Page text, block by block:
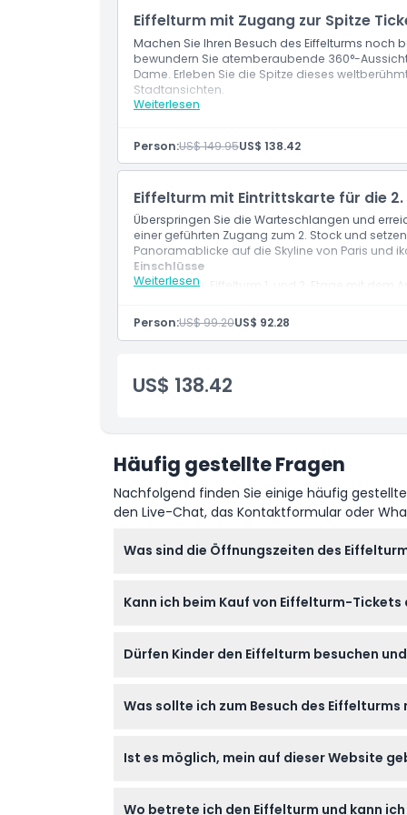
Ausschlüsse
Öffnungszeiten
Dinge, die Sie wissen sollten
So lösen Sie ein
Eiffelturm mit Zugang zur Spitze
Machen Sie Ihren Besuch des Eiffelturms noch
bewundern Sie atemberaubende 360°-
Dame. Erleben Sie die Spitze dieses
Stadtansichten.
Weiterlesen
Leistungen
Vorausbezahlter Zugang zum Eiffelturm
Dies ist keine geführte Tour; Ihr
Wenn die Gipfeloption gewählt wird, wird
Person:US$ 149.95US$ 138.42
Eiffelturm mit Eintrittskarte für die 2.
Überspringen Sie die Warteschlangen und
einer geführten Zugang zum 2. Stock und
Panoramablicke auf die Skyline von Paris und
Weiterlesen
Einschlüsse
Eintritt zu: Eiffelturm 1. und 2. Etage mit dem
Person:US$ 99.20US$ 92.28
US$ 138.42
Häufig gestellte Fragen
Nachfolgend finden Sie einige häufig
den Live-Chat, das Kontaktformular oder
Was sind die Öffnungszeiten des
Buchung).
Kann ich beim Kauf von Eiffelturm-
Dürfen Kinder den Eiffelturm besuchen
Erwachsene zahlen.
Was sollte ich zum Besuch des
vor dem Betreten vorbereitet.
Ist es möglich, mein auf dieser Website
Wo betrete ich den Eiffelturm und kann